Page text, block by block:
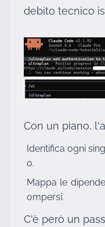
debito tecnico
Con un piano,
Identifica ogni
o.
Mappa le
ompersi.
C'è però un